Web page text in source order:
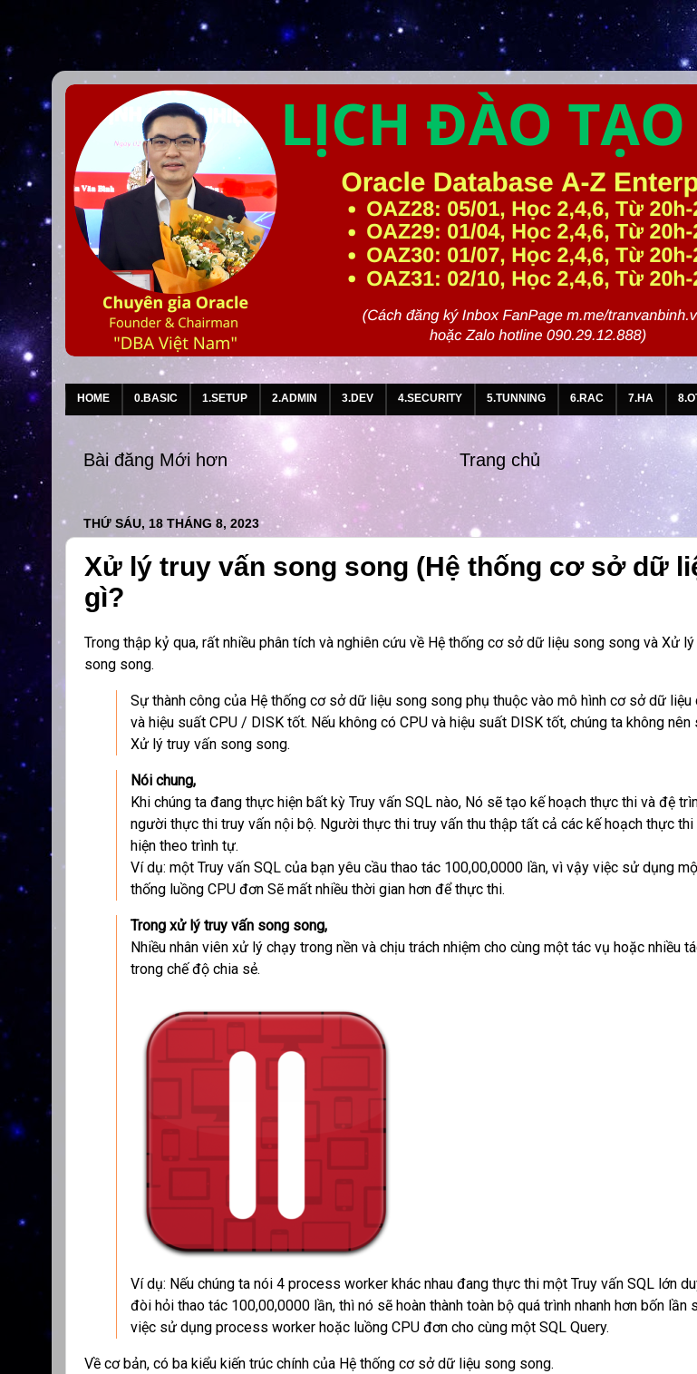
HOME 0.BASIC 1.SETUP 2.ADMIN 3.DEV 4.SECURITY 5.TUNNING 6.RAC 7.HA
Bài đăng Mới hơn Trang chủ
THỨ SÁU, 18 THÁNG 8, 2023
Xử lý truy vấn song song (Hệ thống cơ sở dữ
gì?
Trong thập kỷ qua, rất nhiều phân tích và nghiên cứu về Hệ thống cơ sở dữ liệu song song và Xử
song song.
Sự thành công của Hệ thống cơ sở dữ liệu song song phụ thuộc vào mô hình cơ sở dữ liệu
và hiệu suất CPU / DISK tốt. Nếu không có CPU và hiệu suất DISK tốt, chúng ta không
Xử lý truy vấn song song.
Nói chung,
Khi chúng ta đang thực hiện bất kỳ Truy vấn SQL nào, Nó sẽ tạo kế hoạch thực thi và đệ
người thực thi truy vấn nội bộ. Người thực thi truy vấn thu thập tất cả các kế hoạch thực
hiện theo trình tự.
Ví dụ: một Truy vấn SQL của bạn yêu cầu thao tác 100,00,0000 lần, vì vậy việc sử dụng
thống luồng CPU đơn Sẽ mất nhiều thời gian hơn để thực thi.
Trong xử lý truy vấn song song,
Nhiều nhân viên xử lý chạy trong nền và chịu trách nhiệm cho cùng một tác vụ hoặc nhiều
trong chế độ chia sẻ.
Ví dụ: Nếu chúng ta nói 4 process worker khác nhau đang thực thi một Truy vấn SQL lớn
đòi hỏi thao tác 100,00,0000 lần, thì nó sẽ hoàn thành toàn bộ quá trình nhanh hơn bốn lần
việc sử dụng process worker hoặc luồng CPU đơn cho cùng một SQL Query.
Về cơ bản, có ba kiểu kiến trúc chính của Hệ thống cơ sở dữ liệu song song.